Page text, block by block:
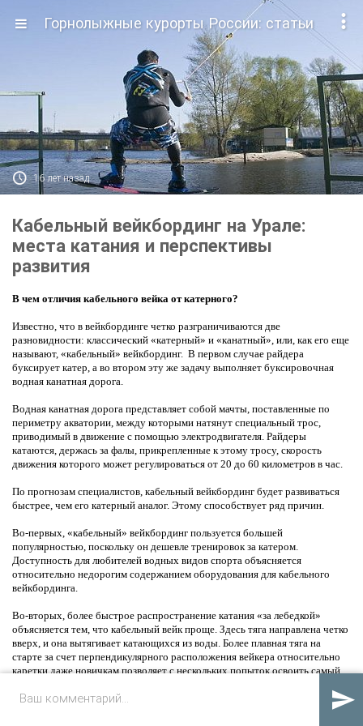

Горнолыжные курорты России: статьи
 16 лет назад
Кабельный вейкбординг на Урале:
места катания и перспективы
развития
В чем отличия кабельного вейка от катерного?
Известно, что в вейкбординге четко разграничиваются две
разновидности: классический «катерный» и «канатный», или, как его еще
называют, «кабельный» вейкбординг. В первом случае райдера
буксирует катер, а во втором эту же задачу выполняет буксировочная
водная канатная дорога.
Водная канатная дорога представляет собой мачты, поставленные по
периметру акватории, между которыми натянут специальный трос,
приводимый в движение с помощью электродвигателя. Райдеры
катаются, держась за фалы, прикрепленные к этому тросу, скорость
движения которого может регулироваться от 20 до 60 километров в час.
По прогнозам специалистов, кабельный вейкбординг будет развиваться
быстрее, чем его катерный аналог. Этому способствует ряд причин.
Во-первых, «кабельный» вейкбординг пользуется большей
популярностью, поскольку он дешевле тренировок за катером.
Доступность для любителей водных видов спорта объясняется
относительно недорогим содержанием оборудования для кабельного
вейкбординга.
Во-вторых, более быстрое распространение катания «за лебедкой»
объясняется тем, что кабельный вейк проще. Здесь тяга направлена четко
вверх, и она вытягивает катающихся из воды. Более плавная тяга на
старте за счет перпендикулярного расположения вейкера относительно
каретки даже новичкам позволяет с нескольких попыток освоить самый
